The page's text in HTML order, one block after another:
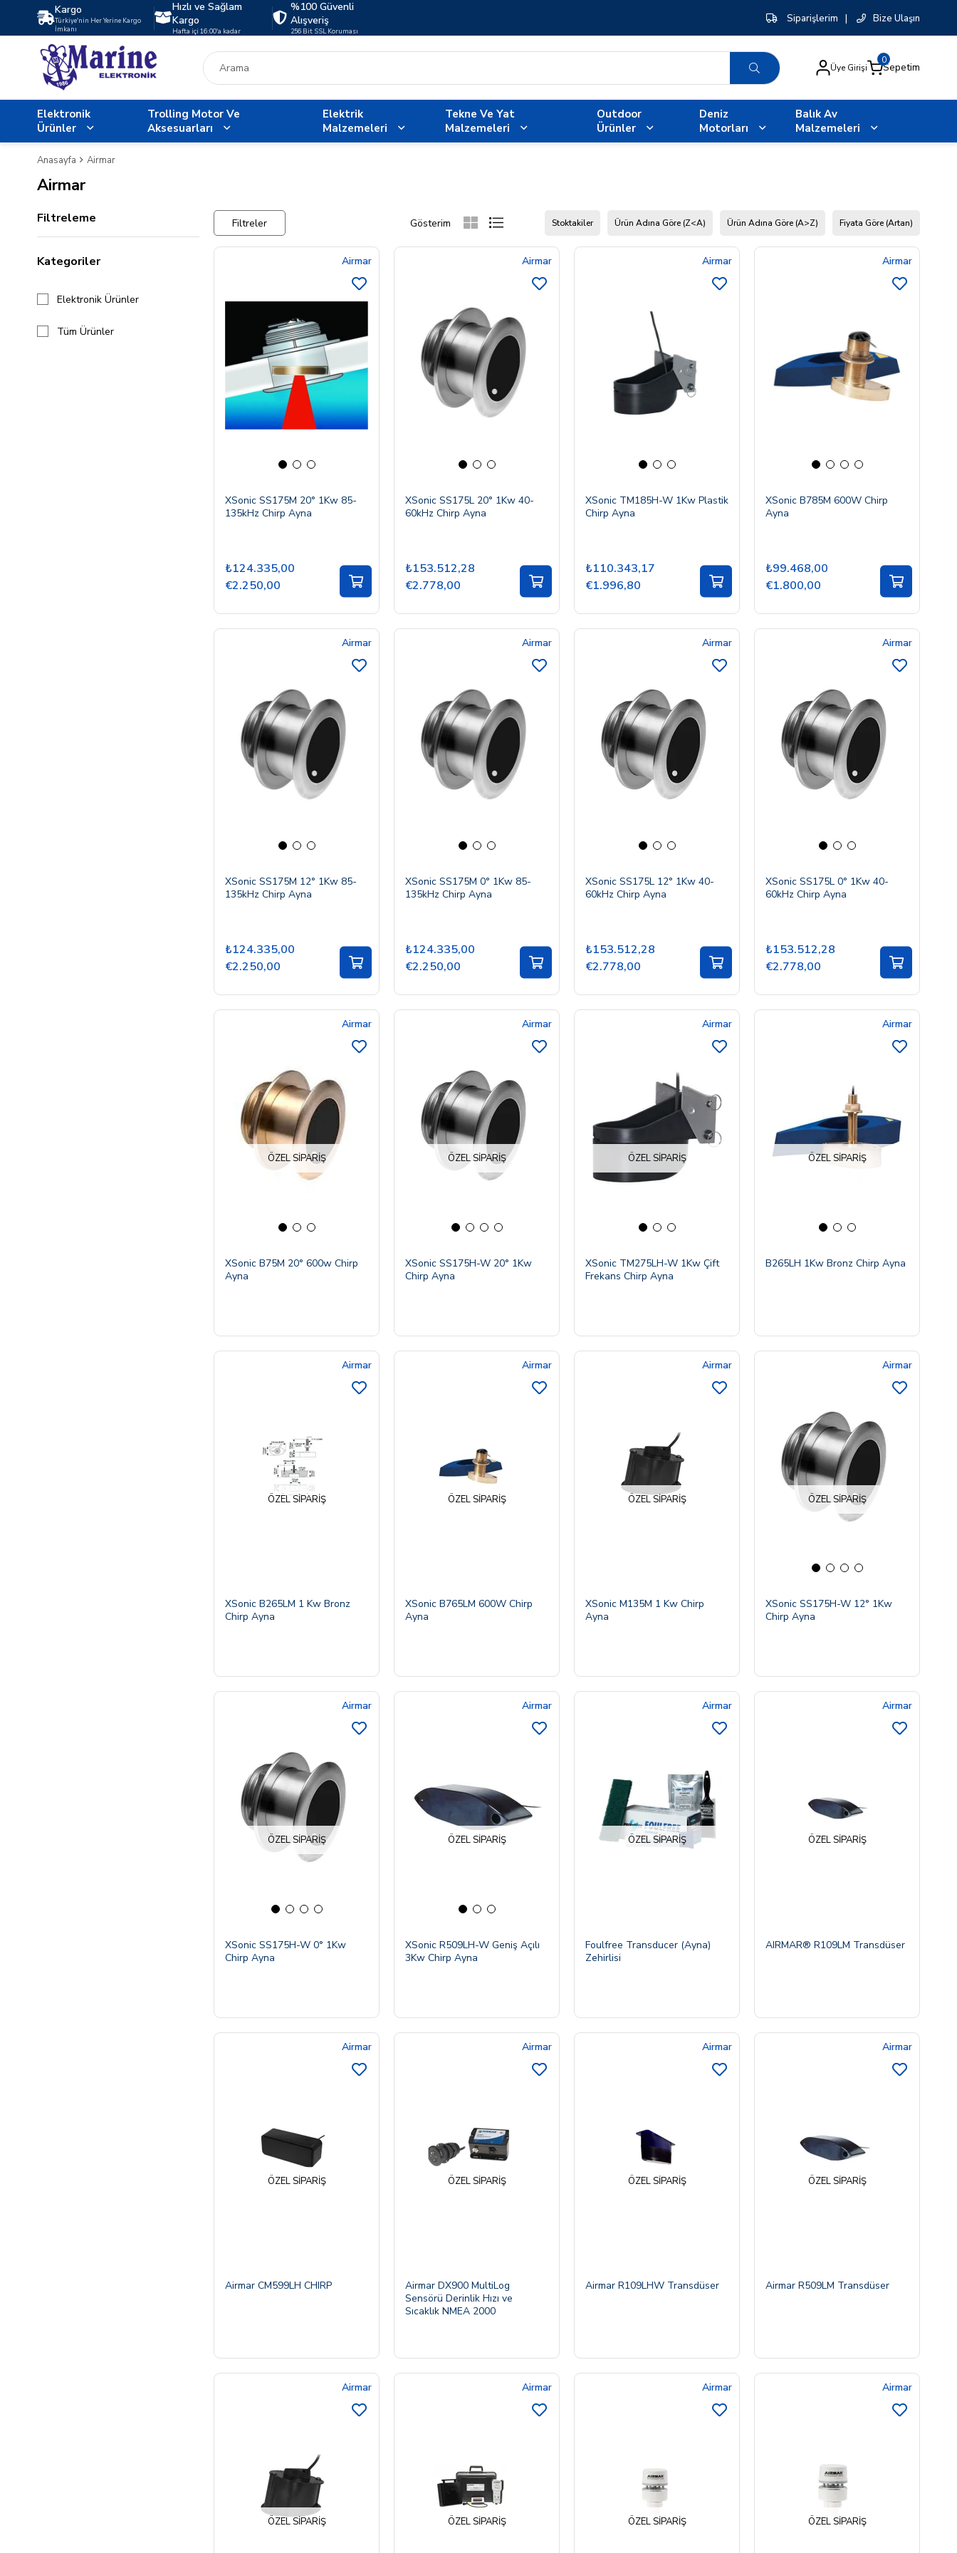
Kargo
Türkiye'nin Her Yerine Kargo
İmkanı
Hızlı ve Sağlam
Kargo
Hafta içi 16:00'a kadar
%100 Güvenli
Alışveriş
256 Bit SSL Koruması
Siparişlerim | Bize Ulaşın
Üye Girişi Sepetim
0
Elektronik
Ürünler
Trolling Motor Ve
Aksesuarları
Elektrik
Malzemeleri
Tekne Ve Yat
Malzemeleri
Outdoor
Ürünler
Deniz
Motorları
Balık Av
Malzemeleri
Anasayfa Airmar
Airmar
Filtreleme
Kategoriler
Elektronik Ürünler
Tüm Ürünler
Fiyata Göre (Artan)
Ürün Adına Göre (A>Z)
Ürün Adına Göre (Z<A)
Stoktakiler
Filtreler
Airmar
XSonic SS175M 20° 1Kw 85-
135kHz Chirp Ayna
₺124.335,00
€2.250,00
Airmar
XSonic SS175L 20° 1Kw 40-
60kHz Chirp Ayna
₺153.512,28
€2.778,00
Airmar
XSonic TM185H-W 1Kw Plastik
Chirp Ayna
₺110.343,17
€1.996,80
Airmar
XSonic B785M 600W Chirp
Ayna
₺99.468,00
€1.800,00
Airmar
XSonic SS175M 12° 1Kw 85-
135kHz Chirp Ayna
₺124.335,00
€2.250,00
Airmar
XSonic SS175M 0° 1Kw 85-
135kHz Chirp Ayna
₺124.335,00
€2.250,00
Airmar
XSonic SS175L 12° 1Kw 40-
60kHz Chirp Ayna
₺153.512,28
€2.778,00
Airmar
XSonic SS175L 0° 1Kw 40-
60kHz Chirp Ayna
₺153.512,28
€2.778,00
ÖZEL SIPARIŞ
Airmar
XSonic B75M 20° 600w Chirp
Ayna
ÖZEL SIPARIŞ
Airmar
XSonic SS175H-W 20° 1Kw
Chirp Ayna
ÖZEL SIPARIŞ
Airmar
XSonic TM275LH-W 1Kw Çift
Frekans Chirp Ayna
ÖZEL SIPARIŞ
Airmar
B265LH 1Kw Bronz Chirp Ayna
ÖZEL SIPARIŞ
Airmar
XSonic B265LM 1 Kw Bronz
Chirp Ayna
ÖZEL SIPARIŞ
Airmar
XSonic B765LM 600W Chirp
Ayna
ÖZEL SIPARIŞ
Airmar
XSonic M135M 1 Kw Chirp
Ayna
ÖZEL SIPARIŞ
Airmar
XSonic SS175H-W 12° 1Kw
Chirp Ayna
ÖZEL SIPARIŞ
Airmar
XSonic SS175H-W 0° 1Kw
Chirp Ayna
ÖZEL SIPARIŞ
Airmar
XSonic R509LH-W Geniş Açılı
3Kw Chirp Ayna
ÖZEL SIPARIŞ
Airmar
Foulfree Transducer (Ayna)
Zehirlisi
ÖZEL SIPARIŞ
Airmar
AIRMAR® R109LM Transdüser
ÖZEL SIPARIŞ
Airmar
Airmar CM599LH CHIRP
ÖZEL SIPARIŞ
Airmar
Airmar DX900 MultiLog
Sensörü Derinlik Hızı ve
Sıcaklık NMEA 2000
ÖZEL SIPARIŞ
Airmar
Airmar R109LHW Transdüser
ÖZEL SIPARIŞ
Airmar
Airmar R509LM Transdüser
ÖZEL SIPARIŞ
Airmar
ÖZEL SIPARIŞ
Airmar
ÖZEL SIPARIŞ
Airmar
ÖZEL SIPARIŞ
Airmar